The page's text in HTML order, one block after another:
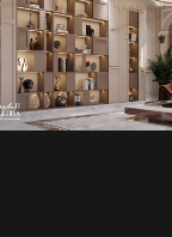
داخلي للمكاتب